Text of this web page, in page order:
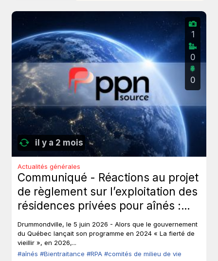
il y a 2 mois
1
0
0
Actualités générales
Communiqué - Réactions au projet
de règlement sur l’exploitation des
résidences privées pour aînés :
Les aînés ont-ils toujours leur droit
de parole?
Drummondville, le 5 juin 2026 - Alors que le gouvernement
du Québec lançait son programme en 2024 « La fierté de
vieillir », en 2026,...
#aînés #Bientraitance #RPA #comités de milieu de vie